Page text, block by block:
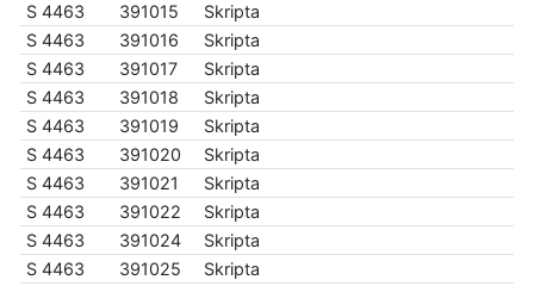
S 4463
391015
Skripta
S 4463
391016
Skripta
S 4463
391017
Skripta
S 4463
391018
Skripta
S 4463
391019
Skripta
S 4463
391020
Skripta
S 4463
391021
Skripta
S 4463
391022
Skripta
S 4463
391024
Skripta
S 4463
391025
Skripta